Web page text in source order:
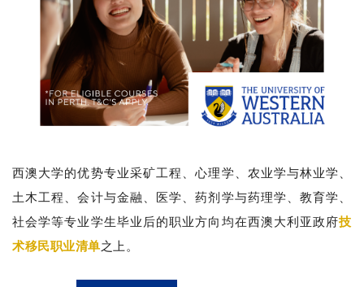
西澳大学的优势专业采矿工程、心理学、农业学与林业学、
土木工程、会计与金融、医学、药剂学与药理学、教育学、
社会学等专业学生毕业后的职业方向均在西澳大利亚政府技
术移民职业清单之上。